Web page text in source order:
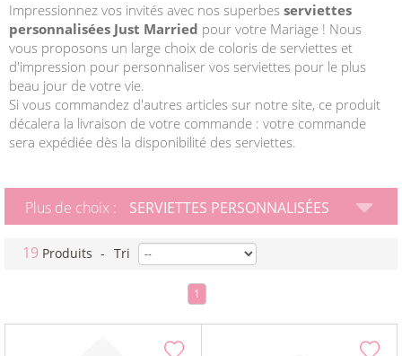
Impressionnez vos invités avec nos superbes serviettes
personnalisées Just Married pour votre Mariage ! Nous
vous proposons un large choix de coloris de serviettes et
d'impression pour personnaliser vos serviettes pour le plus
beau jour de votre vie.
Si vous commandez d'autres articles sur notre site, ce produit
décalera la livraison de votre commande : votre commande
sera expédiée dès la disponibilité des serviettes.
Plus de choix : SERVIETTES PERSONNALISÉES
19 Produits - Tri
1